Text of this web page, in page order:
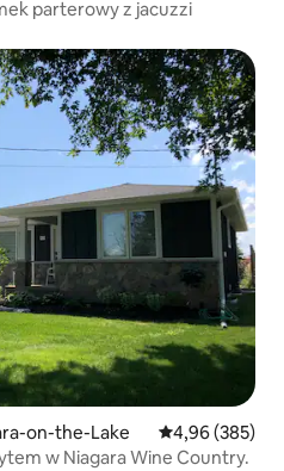
parterowy z jacuzzi
Wybór gości
on-the-Lake Średnia
4,96 (385)
w Niagara Wine Country.